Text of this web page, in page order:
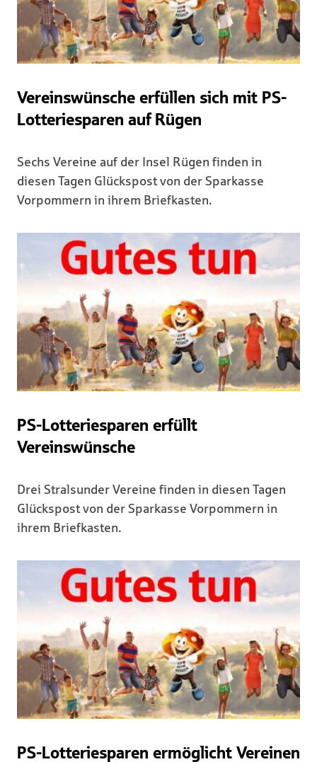
Vereinswünsche erfüllen sich mit PS-
Lotteriesparen auf Rügen
Sechs Vereine auf der Insel Rügen finden in
diesen Tagen Glückspost von der Sparkasse
Vorpommern in ihrem Briefkasten.
PS-Lotteriesparen erfüllt
Vereinswünsche
Drei Stralsunder Vereine finden in diesen Tagen
Glückspost von der Sparkasse Vorpommern in
ihrem Briefkasten.
PS-Lotteriesparen ermöglicht Vereinen